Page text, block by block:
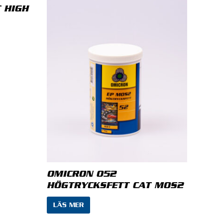
till nästa gång jag
HIGH
OMICRON 052
HÖGTRYCKSFETT CAT MOS2
LÄS MER